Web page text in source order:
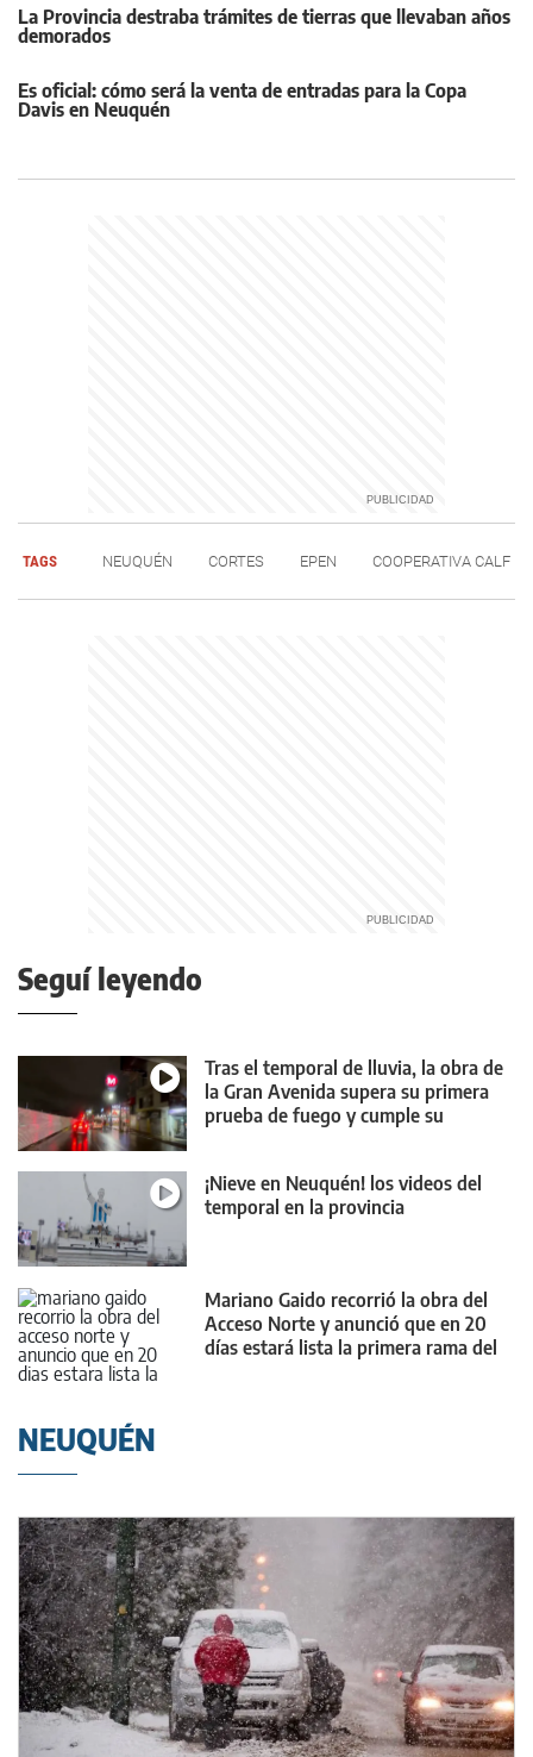
La Provincia destraba trámites de tierras que llevaban años
demorados
Es oficial: cómo será la venta de entradas para la Copa
Davis en Neuquén
TAGS NEUQUÉN CORTES EPEN COOPERATIVA CALF
Seguí leyendo
Tras el temporal de lluvia, la obra de
la Gran Avenida supera su primera
prueba de fuego y cumple su
¡Nieve en Neuquén! los videos del
temporal en la provincia
Mariano Gaido recorrió la obra del
Acceso Norte y anunció que en 20
días estará lista la primera rama del
NEUQUÉN